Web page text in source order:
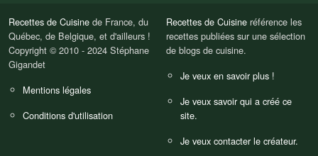
Recettes de Cuisine de France, du
Québec, de Belgique, et d'ailleurs !
Copyright © 2010 - 2024 Stéphane
Gigandet
Mentions légales
Conditions d'utilisation
Recettes de Cuisine référence les
recettes publiées sur une sélection
de blogs de cuisine.
Je veux en savoir plus !
Je veux savoir qui a créé ce
site.
Je veux contacter le créateur.